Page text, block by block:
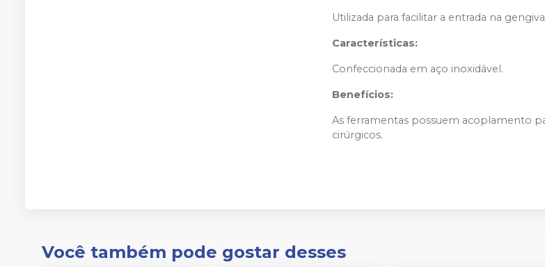
Utilizada para facilitar a entrada na
Características:
Confeccionada em aço inoxidável.
Benefícios:
As ferramentas possuem acoplamento
cirúrgicos.
Você também pode gostar desses